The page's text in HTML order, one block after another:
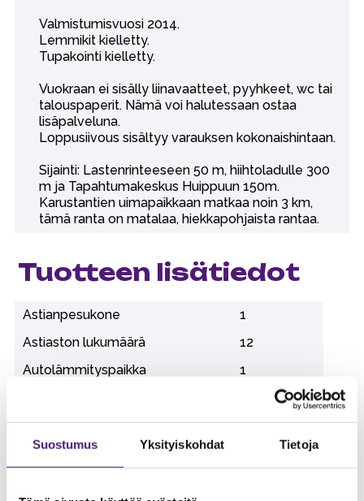
Suostumus Yksityiskohdat Tietoja
Valmistumisvuosi 2014.
Lemmikit kielletty.
Tupakointi kielletty.
Vuokraan ei sisälly liinavaatteet, pyyhkeet, wc tai
talouspaperit. Nämä voi halutessaan ostaa
lisäpalveluna.
Loppusiivous sisältyy varauksen kokonaishintaan.
Sijainti: Lastenrinteeseen 50 m, hiihtoladulle 300
m ja Tapahtumakeskus Huippuun 150m.
Karustantien uimapaikkaan matkaa noin 3 km,
tämä ranta on matalaa, hiekkapohjaista rantaa.
Tuotteen lisätiedot
Astianpesukone
1
Astiaston lukumäärä
12
Autolämmityspaikka
1
Ilmastointi
1
Induktioliesi